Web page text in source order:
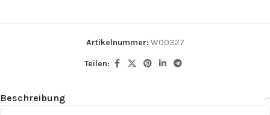
Artikelnummer: W00327
Teilen:
Beschreibung